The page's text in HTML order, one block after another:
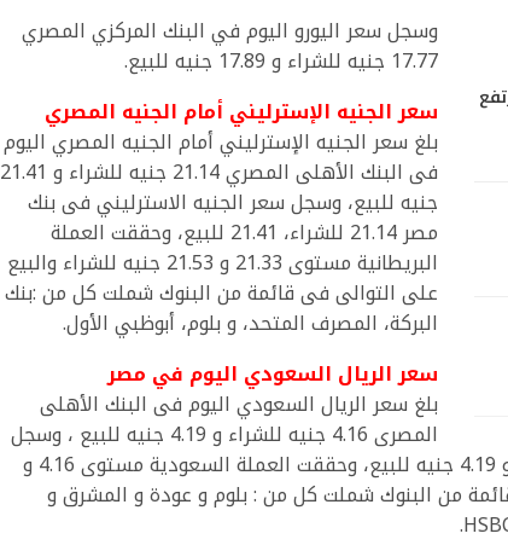
وسجل سعر اليورو اليوم في البنك المركزي المصري
17.77 جنيه للشراء و 17.89 جنيه للبيع.
سعر الجنيه الإسترليني أمام الجنيه المصري
بلغ سعر الجنيه الإسترليني أمام الجنيه المصري اليوم
فى البنك الأهلى المصري 21.14 جنيه للشراء و 21.41
جنيه للبيع، وسجل سعر الجنيه الاسترليني فى بنك
مصر 21.14 للشراء، 21.41 للبيع، وحققت العملة
البريطانية مستوى 21.33 و 21.53 جنيه للشراء والبيع
على التوالى فى قائمة من البنوك شملت كل من :بنك
البركة، المصرف المتحد، و بلوم، أبوظبي الأول.
سعر الريال السعودي اليوم في مصر
بلغ سعر الريال السعودي اليوم فى البنك الأهلى
المصرى 4.16 جنيه للشراء و 4.19 جنيه للبيع ، وسجل
سعر الريال فى بنك مصر 4.16 جنيه للشراء و 4.19 جنيه للبيع، وحققت العملة السعودية مستوى 4.16 و
قائمة من البنوك شملت كل من : بلوم و عودة و المشرق و